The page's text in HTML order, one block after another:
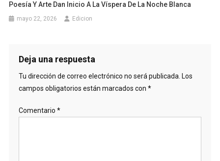
Poesía Y Arte Dan Inicio A La Víspera De La Noche Blanca
mayo 22, 2026 Edicion
Deja una respuesta
Tu dirección de correo electrónico no será publicada. Los
campos obligatorios están marcados con *
Comentario *